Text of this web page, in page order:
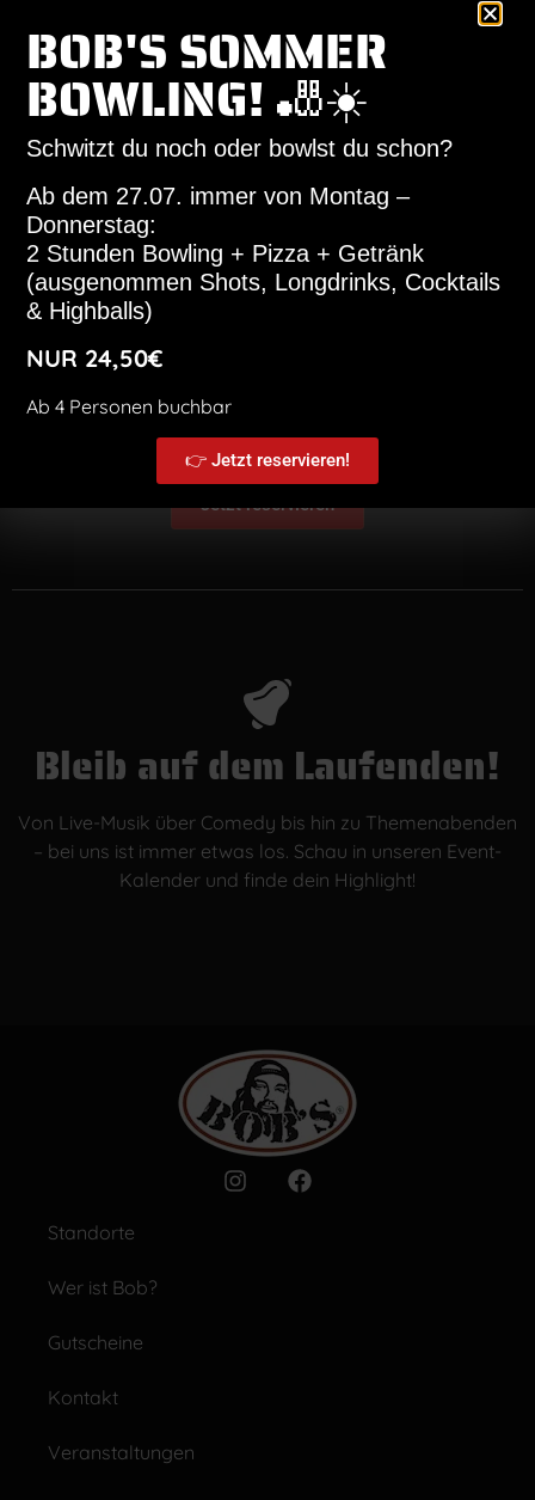
Mittwoch
Donnerstag
Jetzt reservieren
Bleib auf dem Laufenden!
Von Live-Musik über Comedy bis hin zu Themenabenden
– bei uns ist immer etwas los. Schau in unseren Event-
Kalender und finde dein Highlight!
Standorte
Wer ist Bob?
Gutscheine
Kontakt
Veranstaltungen
BOB'S SOMMER
BOWLING! 🎳☀️
Schwitzt du noch oder bowlst du schon?
Ab dem 27.07. immer von Montag –
Donnerstag:
2 Stunden Bowling + Pizza + Getränk
(ausgenommen Shots, Longdrinks, Cocktails
& Highballs)
NUR 24,50€
Ab 4 Personen buchbar
👉 Jetzt reservieren!